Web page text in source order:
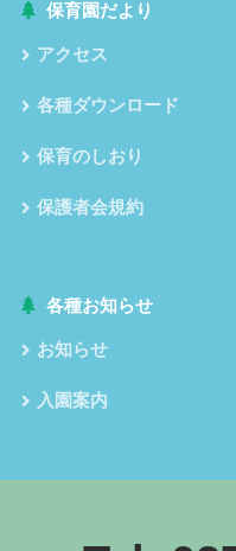
保育園だより
アクセス
各種ダウンロード
保育のしおり
保護者会規約
各種お知らせ
お知らせ
入園案内